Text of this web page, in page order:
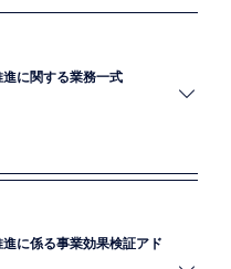
に関する業務一式
EBPMの普及・浸透及び質の向
からの相談対応や行政事業レビ
に係る事業効果検証アド